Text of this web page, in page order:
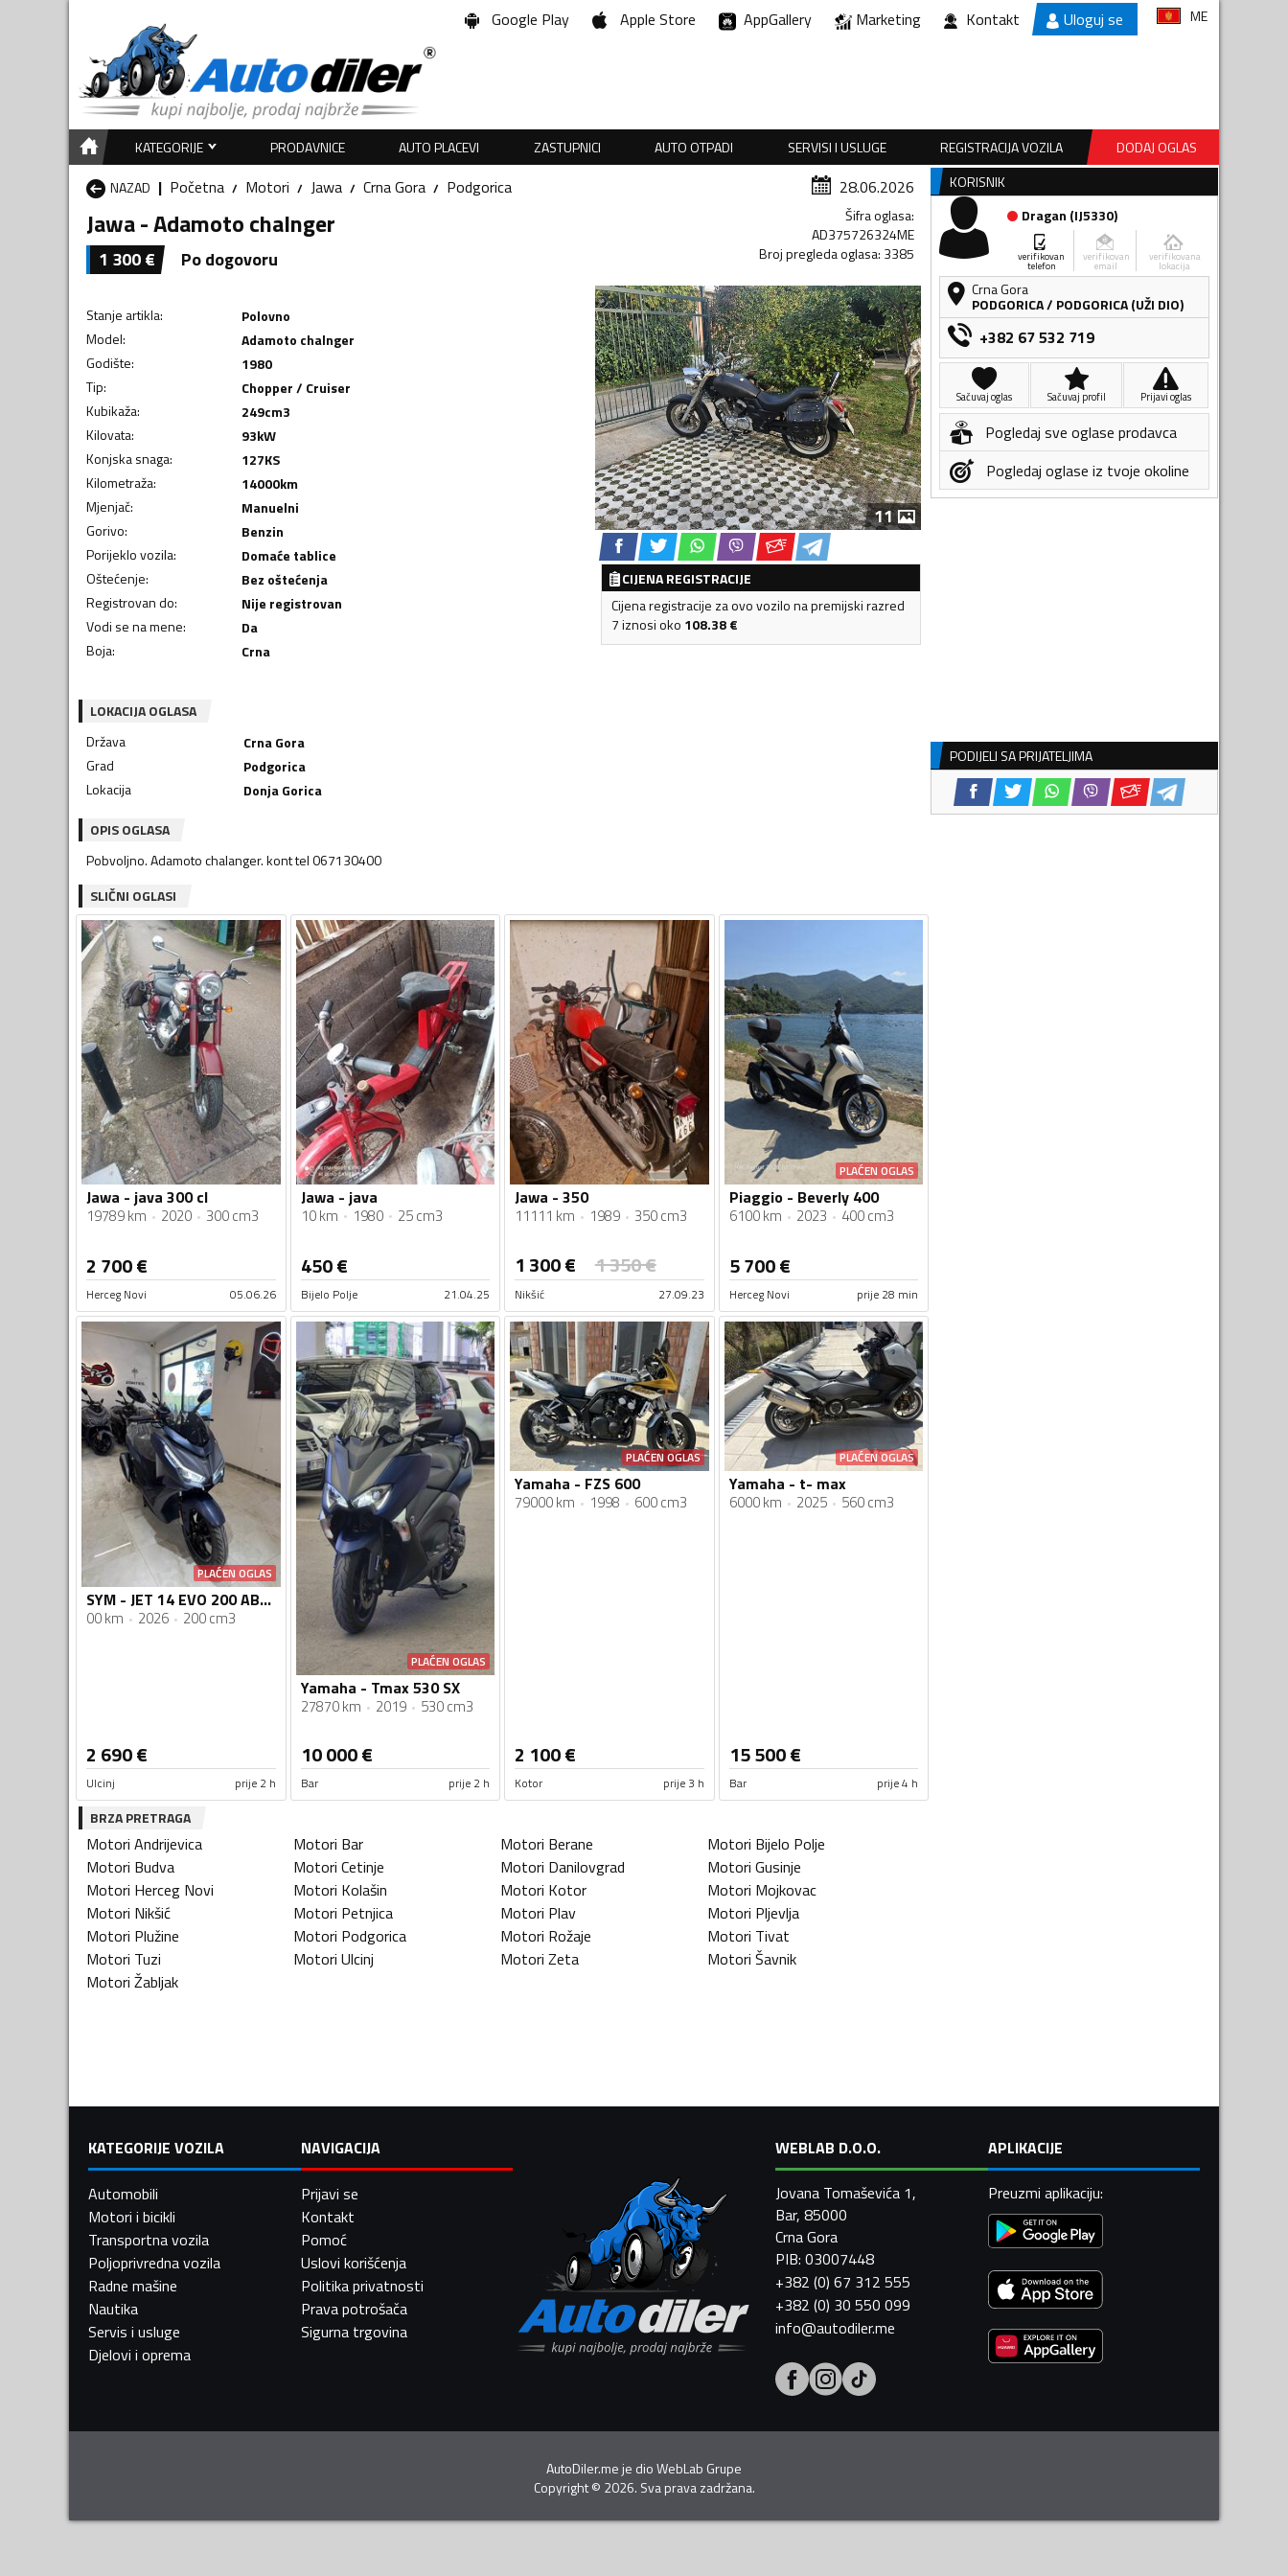
Google Play Apple Store AppGallery Marketing Kontakt Uloguj se ME
KATEGORIJE PRODAVNICE AUTO PLACEVI ZASTUPNICI AUTO OTPADI SERVISI I USLUGE REGISTRACIJA VOZILA
DODAJ OGLAS
NAZAD
Početna Motori Jawa Crna Gora Podgorica 28.06.2026
Jawa - Adamoto chalnger
1 300€ Po dogovoru
Šifra oglasa:
AD375726324ME
Broj pregleda oglasa: 3385
Stanje artikla:
Polovno
Model:
Adamoto chalnger
Godište:
1980
Tip:
Chopper / Cruiser
Kubikaža: 249cm3
Kilovata: 93kW
Konjska snaga: 127KS
Kilometraža: 14000km
Mjenjač:
Manuelni
Gorivo:
Benzin
Porijeklo vozila:
Domaće tablice
Oštećenje:
Bez oštećenja
Registrovan do:
Nije registrovan
Vodi se na mene:
Da
Boja: Crna
11
CIJENA REGISTRACIJE
Cijena registracije za ovo vozilo na premijski razred
7 iznosi oko 108.38€
LOKACIJA OGLASA
Država
Crna Gora
Grad
Podgorica
Lokacija
Donja Gorica
OPIS OGLASA
Pobvoljno. Adamoto chalanger. kont tel 067130400
SLIČNI OGLASI
Jawa - java 300 cl
19789 km 2020 300 cm3
2 700€
Herceg Novi 05.06.26
Jawa - java
10 km 1980 25 cm3
450€
Bijelo Polje 21.04.25
Jawa - 350
11111 km 1989 350 cm3
1 300€ 1 350€
Nikšić 27.09.23
PLAĆEN OGLAS
Piaggio - Beverly 400
6100 km 2023 400 cm3
5 700€
Herceg Novi prije 28 min
PLAĆEN OGLAS
SYM - JET 14 EVO 200 ABS 2026
00 km 2026 200 cm3
2 690€
Ulcinj prije 2 h
PLAĆEN OGLAS
Yamaha - Tmax 530 SX
27870 km 2019 530 cm3
10 000€
Bar prije 2 h
PLAĆEN OGLAS
Yamaha - FZS 600
79000 km 1998 600 cm3
2 100€
Kotor prije 3 h
PLAĆEN OGLAS
Yamaha - t- max
6000 km 2025 560 cm3
15 500€
Bar prije 4 h
BRZA PRETRAGA
Motori Andrijevica Motori Bar Motori Berane Motori Bijelo Polje
Motori Budva Motori Cetinje Motori Danilovgrad Motori Gusinje
Motori Herceg Novi Motori Kolašin Motori Kotor Motori Mojkovac
Motori Nikšić Motori Petnjica Motori Plav Motori Pljevlja
Motori Plužine Motori Podgorica Motori Rožaje Motori Tivat
Motori Tuzi Motori Ulcinj Motori Zeta Motori Šavnik
Motori Žabljak
KORISNIK
Dragan (IJ5330)
verifikovan
telefon
verifikovan
email
verifikovana
lokacija
Crna Gora
PODGORICA/ PODGORICA (UŽI DIO)
+382 67 532 719
Sačuvaj oglas Sačuvaj profil Prijavi oglas
Pogledaj sve oglase prodavca
Pogledaj oglase iz tvoje okoline
PODIJELI SA PRIJATELJIMA
KATEGORIJE VOZILA
Automobili
Motori i bicikli
Transportna vozila
Poljoprivredna vozila
Radne mašine
Nautika
Servis i usluge
Djelovi i oprema
NAVIGACIJA
Prijavi se
Kontakt
Pomoć
Uslovi korišćenja
Politika privatnosti
Prava potrošača
Sigurna trgovina
WEBLAB D.O.O.
Jovana Tomaševića 1,
Bar, 85000
Crna Gora
PIB: 03007448
+382 (0) 67 312 555
+382 (0) 30 550 099
info@autodiler.me
APLIKACIJE
Preuzmi aplikaciju:
AutoDiler.me je dioWebLab Grupe
Copyright© 2026. Sva prava zadržana.